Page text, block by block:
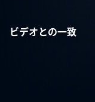
ビデオとの一致